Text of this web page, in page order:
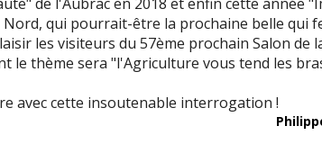
Nord, qui pourrait-être la prochaine belle qui
les visiteurs du 57ème prochain Salon de
le thème sera "l'Agriculture vous tend les
avec cette insoutenable interrogation !